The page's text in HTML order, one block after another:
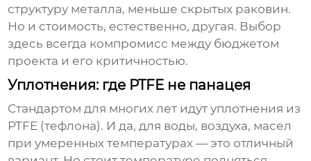
структуру металла, меньше скрытых раковин.
Но и стоимость, естественно, другая. Выбор
здесь всегда компромисс между бюджетом
проекта и его критичностью.
Уплотнения: где PTFE не панацея
Стандартом для многих лет идут уплотнения из
PTFE (тефлона). И да, для воды, воздуха, масел
при умеренных температурах — это отличный